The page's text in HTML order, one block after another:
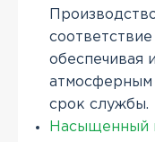
обеспечивая
атмосферным
срок службы.
Насыщенный